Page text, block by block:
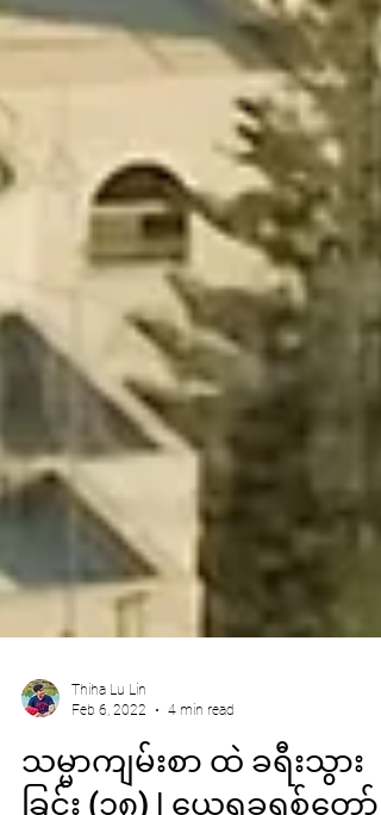
Thiha Lu Lin
Feb 6, 2022
4 min read